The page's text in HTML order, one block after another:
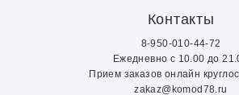
Контакты
8-950-010-44-72
Ежедневно с 10.00 до
Прием заказов онлайн
zakaz@komod78.ru